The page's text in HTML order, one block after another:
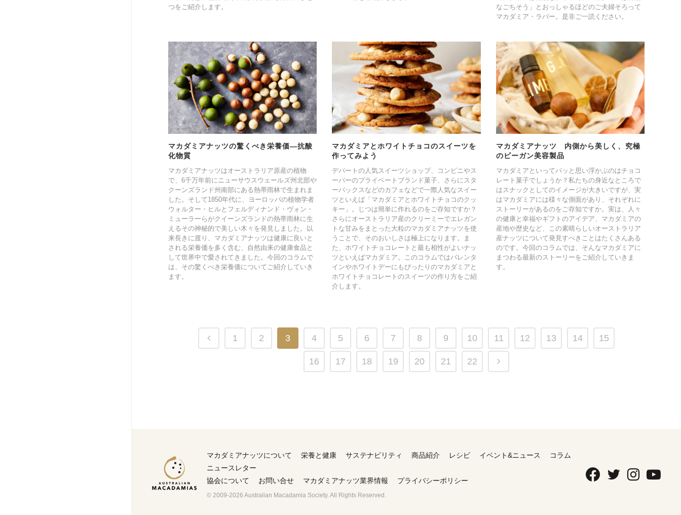
つをご紹介します。
なごちそう」とおっしゃるほどのご夫婦そろって
マカダミア・ラバー。是非ご一読ください。
マカダミアナッツの驚くべき栄養価―抗酸
化物質
マカダミアナッツはオーストラリア原産の植物
で、6千万年前にニューサウスウェールズ州北部や
クーンズランド州南部にある熱帯雨林で生まれま
した。そして1850年代に、ヨーロッパの植物学者
ウォルター・ヒルとフェルディナンド・ヴォン・
ミューラーらがクイーンズランドの熱帯雨林に生
えるその神秘的で美しい木々を発見しました。以
来長きに渡り、マカダミアナッツは健康に良いと
される栄養価を多く含む、自然由来の健康食品と
して世界中で愛されてきました。今回のコラムで
は、その驚くべき栄養価についてご紹介していき
ます。
マカダミアとホワイトチョコのスイーツを
作ってみよう
デパートの人気スイーツショップ、コンビニやス
ーパーのプライベートブランド菓子、さらにスタ
ーバックスなどのカフェなどで一際人気なスイー
ツといえば「マカダミアとホワイトチョコのクッ
キー」。じつは簡単に作れるのをご存知ですか？
さらにオーストラリア産のクリーミーでエレガン
トな甘みをまとった大粒のマカダミアナッツを使
うことで、そのおいしさは極上になります。ま
た、ホワイトチョコレートと最も相性がよいナッ
ツといえばマカダミア。このコラムではバレンタ
インやホワイトデーにもぴったりのマカダミアと
ホワイトチョコレートのスイーツの作り方をご紹
介します。
マカダミアナッツ 内側から美しく、究極
のビーガン美容製品
マカダミアといってパッと思い浮かぶのはチョコ
レート菓子でしょうか？私たちの身近なところで
はスナックとしてのイメージが大きいですが、実
はマカダミアには様々な側面があり、それぞれに
ストーリーがあるのをご存知ですか。実は、人々
の健康と幸福やギフトのアイデア、マカダミアの
産地や歴史など、この素晴らしいオーストラリア
産ナッツについて発見すべきことはたくさんある
のです。今回のコラムでは、そんなマカダミアに
まつわる最新のストーリーをご紹介していきま
す。
1 2 3 4 5 6 7 8 9 10 11 12 13 14 15
16 17 18 19 20 21 22
マカダミアナッツについて 栄養と健康 サステナビリティ 商品紹介 レシピ イベント&ニュース
コラム
ニュースレター
協会について
お問い合せ マカダミアナッツ業界情報 プライバシーポリシー
© 2009-2026 Australian Macadamia Society. All Rights Reserved.